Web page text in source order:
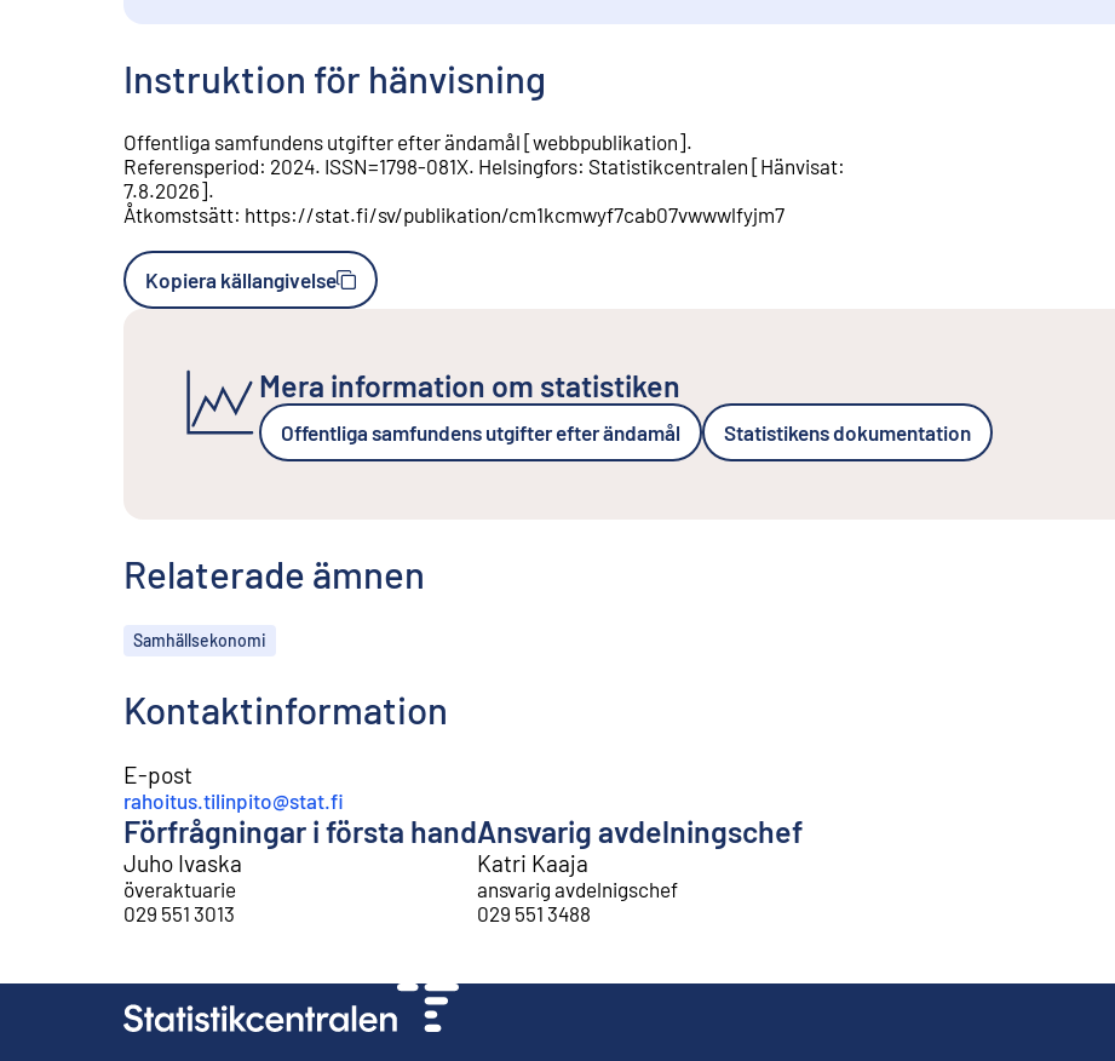
Instruktion för hänvisning
Offentliga samfundens utgifter efter ändamål [webbpublikation].
Referensperiod: 2024. ISSN=1798-081X. Helsingfors: Statistikcentralen [Hänvisat:
7.8.2026].
Åtkomstsätt: https://stat.fi/sv/publikation/cm1kcmwyf7cab07vwwwlfyjm7
Kopiera källangivelse
Mera information om statistiken
Offentliga samfundens utgifter efter ändamål Statistikens dokumentation
Relaterade ämnen
Ämnen
Samhällsekonomi
Kontaktinformation
E-post
rahoitus.tilinpito@stat.fi
Förfrågningar i första hand
Juho Ivaska
överaktuarie
029 551 3013
Ansvarig avdelningschef
Katri Kaaja
ansvarig avdelnigschef
029 551 3488